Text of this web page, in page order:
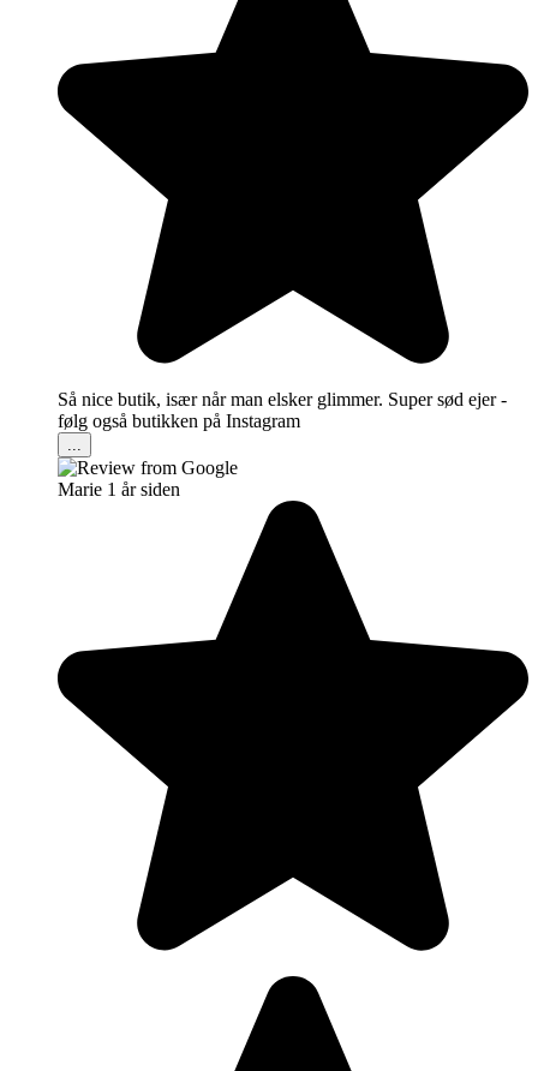
Så nice butik, især når man elsker glimmer. Super sød ejer -
følg også butikken på Instagram
Marie 1 år siden